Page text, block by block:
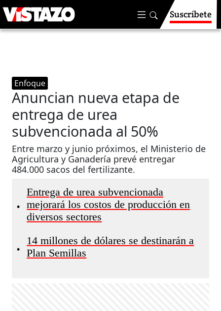
Suscríbete
Enfoque
Anuncian nueva etapa de
entrega de urea
subvencionada al 50%
Entre marzo y junio próximos, el Ministerio de
Agricultura y Ganadería prevé entregar
484.000 sacos del fertilizante.
•
Entrega de urea subvencionada
mejorará los costos de producción en
diversos sectores
•
14 millones de dólares se destinarán a
Plan Semillas